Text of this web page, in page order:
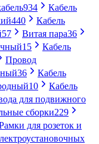
934
Кабель
440
Кабель
57 Витая пара36
15
Кабель
Провод
36
Кабель
10
Кабель
для подвижного
сборки229
для розеток и